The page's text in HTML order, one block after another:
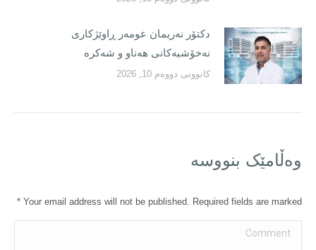
دکتۆر نەریمان عومەر ڕاوێژکاری
نەخۆشیەکانی هەناو و شەکرە
کانوونی دووەم 10, 2026
وەڵامێک بنووسە
Your email address will not be published. Required fields are marked
*
Comment